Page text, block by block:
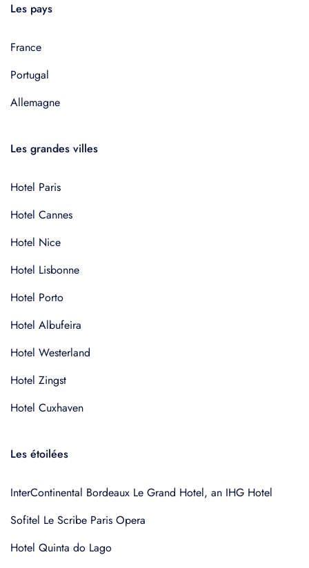
Les pays
France
Portugal
Allemagne
Les grandes villes
Hotel Paris
Hotel Cannes
Hotel Nice
Hotel Lisbonne
Hotel Porto
Hotel Albufeira
Hotel Westerland
Hotel Zingst
Hotel Cuxhaven
Les étoilées
InterContinental Bordeaux Le Grand Hotel, an IHG Hotel
Sofitel Le Scribe Paris Opera
Hotel Quinta do Lago